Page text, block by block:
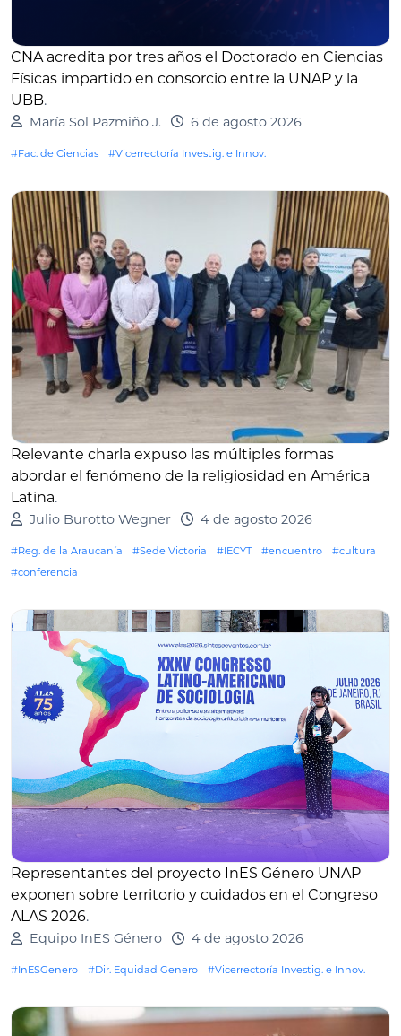
CNA acredita por tres años el Doctorado en Ciencias
Físicas impartido en consorcio entre la UNAP y la
UBB.
María Sol Pazmiño J. 6 de agosto 2026
#Fac. de Ciencias #Vicerrectoría Investig. e Innov.
Relevante charla expuso las múltiples formas
abordar el fenómeno de la religiosidad en América
Latina.
Julio Burotto Wegner 4 de agosto 2026
#Reg. de la Araucanía #Sede Victoria #IECYT #encuentro
#cultura
#conferencia
Representantes del proyecto InES Género UNAP
exponen sobre territorio y cuidados en el Congreso
ALAS 2026.
Equipo InES Género 4 de agosto 2026
#InESGenero #Dir. Equidad Genero #Vicerrectoría Investig. e Innov.